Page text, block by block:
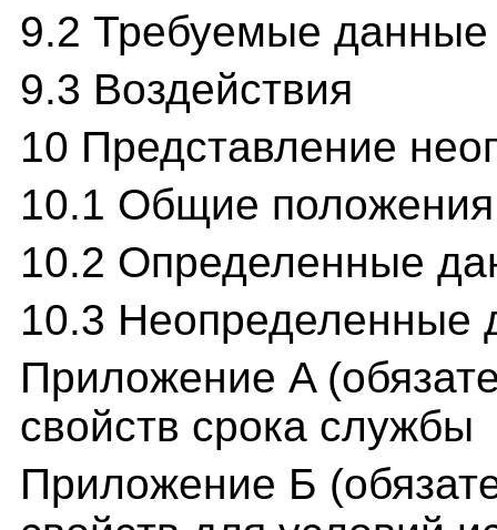
9.2 Требуемые данные
9.3 Воздействия
10 Представление
10.1 Общие положения
10.2 Определенные
10.3 Неопределенные
Приложение A
свойств срока службы
Приложение Б